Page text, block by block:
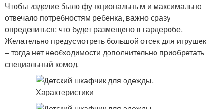
Чтобы изделие было функциональным и максимально
отвечало потребностям ребенка, важно сразу
определиться: что будет размещено в гардеробе.
Желательно предусмотреть большой отсек для игрушек
– тогда нет необходимости дополнительно приобретать
специальный комод.